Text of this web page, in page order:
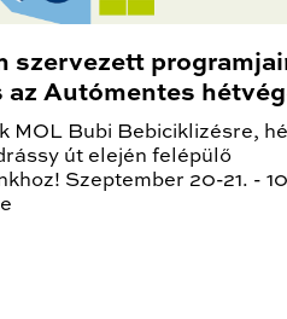
szervezett
az Autómentes
MOL Bubi Bebiciklizésre,
út elején felépülő
Szeptember 20-21. -